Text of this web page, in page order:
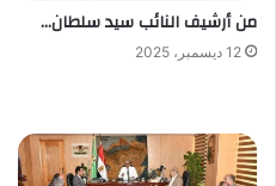
من أرشيف النائب سيد سلطان…
12 ديسمبر، 2025